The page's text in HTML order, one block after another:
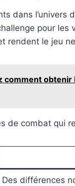
dans l’univers
pour
rendent le jeu
comment obtenir
de combat qui
Des différences